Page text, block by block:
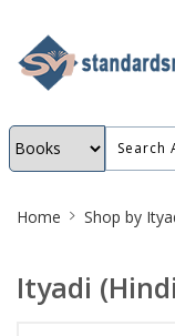
Breadcrumb
Home Shop by
Ityadi